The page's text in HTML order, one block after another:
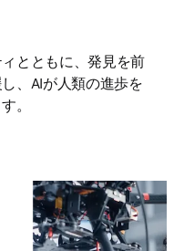
とともに、発見を前
、AIが人類の進歩を
。